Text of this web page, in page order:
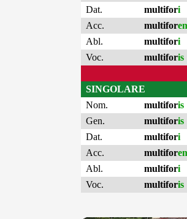
Dat.
multifori
Acc.
multifor
Abl.
multifori
Voc.
multiforis
SINGOLARE
Nom.
multiforis
Gen.
multiforis
Dat.
multifori
Acc.
multifor
Abl.
multifori
Voc.
multiforis